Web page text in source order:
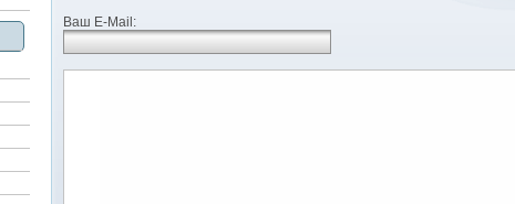
Ваш E-Mail: